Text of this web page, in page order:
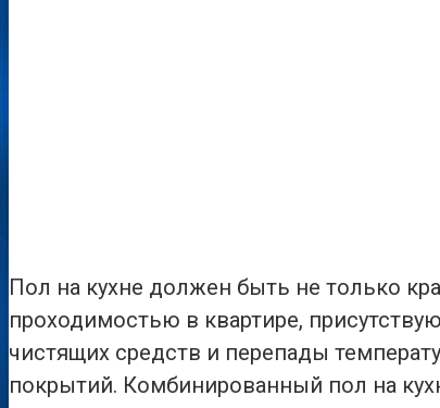
Пол на кухне должен быть не только
проходимостью в квартире,
чистящих средств и перепады
покрытий. Комбинированный пол на